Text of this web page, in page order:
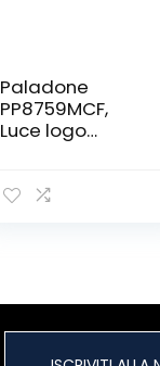
Paladone
PP8759MCF,
Luce logo